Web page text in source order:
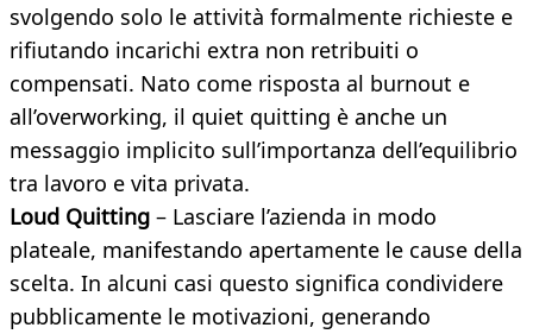
svolgendo solo le attività formalmente richieste e
rifiutando incarichi extra non retribuiti o
compensati. Nato come risposta al burnout e
all’overworking, il quiet quitting è anche un
messaggio implicito sull’importanza dell’equilibrio
tra lavoro e vita privata.
Loud Quitting – Lasciare l’azienda in modo
plateale, manifestando apertamente le cause della
scelta. In alcuni casi questo significa condividere
pubblicamente le motivazioni, generando